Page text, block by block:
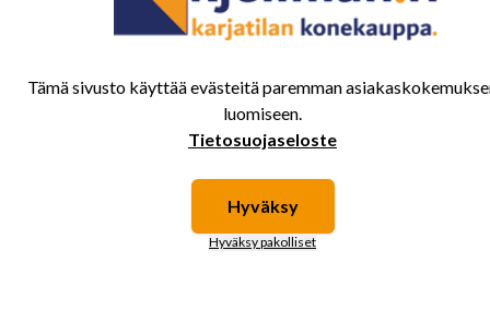
tuotteet.
Tämä sivusto käyttää evästeitä paremman
luomiseen.
Tietosuojaseloste
Hyväksy
Hyväksy pakolliset